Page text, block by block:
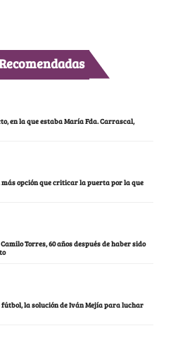
en la que estaba María Fda. Carrascal,
opción que criticar la puerta por la que
Torres, 60 años después de haber sido
la solución de Iván Mejía para luchar